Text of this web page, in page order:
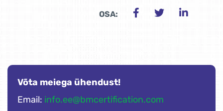
OSA:
Võta meiega ühendust!
Email: info.ee@bmcertification.com